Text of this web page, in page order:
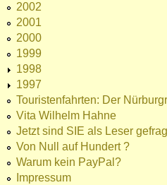
2002
2001
2000
1999
1998
1997
Touristenfahrten: Der
Vita Wilhelm Hahne
Jetzt sind SIE als Leser
Von Null auf Hundert ?
Warum kein PayPal?
Impressum